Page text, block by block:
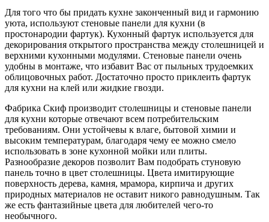
Для того что бы придать кухне законченный вид и гармонию
уюта, используют стеновые панели для кухни (в
простонародии фартук). Кухонный фартук используется для
декорирования открытого пространства между столешницей и
верхними кухонными модулями. Стеновые панели очень
удобны в монтаже, что избавит Вас от пыльных трудоемких
облицовочных работ. Достаточно просто приклеить фартук
для кухни на клей или жидкие гвозди.
Фабрика Скиф производит столешницы и стеновые панели
для кухни которые отвечают всем потребительским
требованиям. Они устойчевы к влаге, бытовой химии и
высоким температурам, благодаря чему ее можно смело
использовать в зоне кухонной мойки или плиты.
Разнообразие декоров позволит Вам подобрать стуновую
панель точно в цвет столешницы. Цвета имитирующие
поверхность дерева, камня, мрамора, кирпича и других
природных материалов не оставит никого равнодушным. Так
же есть фантазийные цвета для любителей чего-то
необычного.